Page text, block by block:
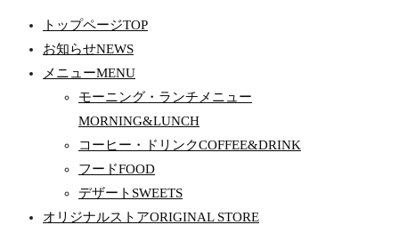
トップページTOP
お知らせNEWS
メニューMENU
モーニング・ランチメニュー
MORNING&LUNCH
コーヒー・ドリンクCOFFEE&DRINK
フードFOOD
デザート SWEETS
オリジナルストアORIGINAL STORE